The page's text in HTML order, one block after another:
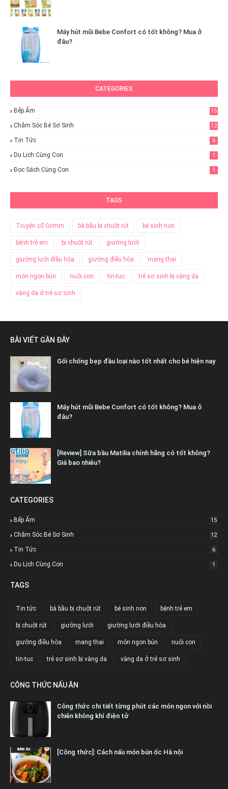
Máy hút mũi Bebe Confort có tốt không? Mua ở
đâu?
CATEGORIES
Bếp Ấm 15
Chăm Sóc Bé Sơ Sinh 12
Tin Tức 6
Du Lịch Cùng Con 1
Đọc Sách Cùng Con 1
TAGS
Truyện cổ Grimm bà bầu bị chuột rút bé sinh non
bệnh trẻ em bị chuột rút giường lưới
giường lưới điều hòa giường điều hòa mang thai
món ngon bún nuôi con tin-tuc trẻ sơ sinh bị vàng da
vàng da ở trẻ sơ sinh
BÀI VIẾT GẦN ĐÂY
Gối chống bẹp đầu loại nào tốt nhất cho bé hiện nay
Máy hút mũi Bebe Confort có tốt không? Mua ở
đâu?
[Review] Sữa bầu Matilia chính hãng có tốt không?
Giá bao nhiêu?
CATEGORIES
Bếp Ấm 15
Chăm Sóc Bé Sơ Sinh 12
Tin Tức 6
Du Lịch Cùng Con 1
TAGS
Tin tức bà bầu bị chuột rút bé sinh non bệnh trẻ em
bị chuột rút giường lưới giường lưới điều hòa
giường điều hòa mang thai món ngon bún nuôi con
tin-tuc trẻ sơ sinh bị vàng da vàng da ở trẻ sơ sinh
CÔNG THỨC NẤU ĂN
Công thức chi tiết từng phút các món ngon với nồi
chiên không khí điện tử
[Công thức]: Cách nấu món bún ốc Hà nội